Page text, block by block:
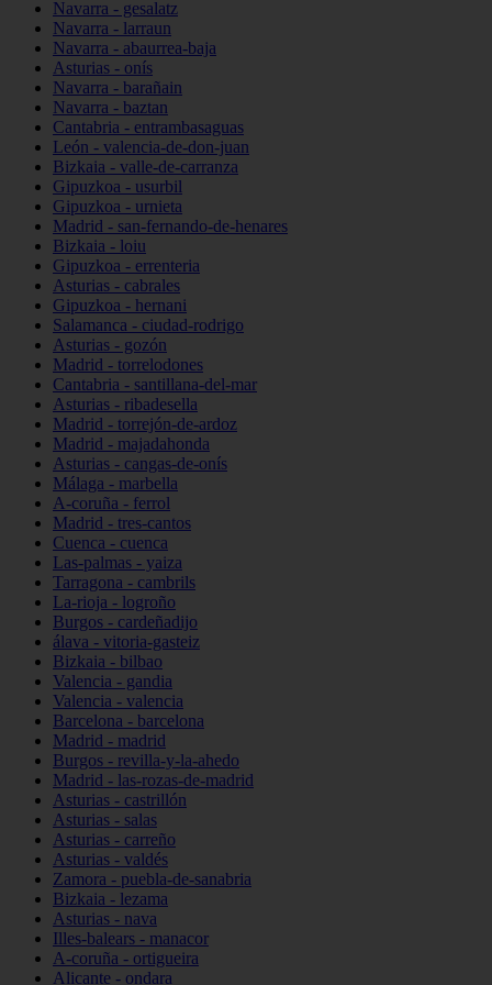
Navarra - gesalatz
Navarra - larraun
Navarra - abaurrea-baja
Asturias - onís
Navarra - barañain
Navarra - baztan
Cantabria - entrambasaguas
León - valencia-de-don-juan
Bizkaia - valle-de-carranza
Gipuzkoa - usurbil
Gipuzkoa - urnieta
Madrid - san-fernando-de-henares
Bizkaia - loiu
Gipuzkoa - errenteria
Asturias - cabrales
Gipuzkoa - hernani
Salamanca - ciudad-rodrigo
Asturias - gozón
Madrid - torrelodones
Cantabria - santillana-del-mar
Asturias - ribadesella
Madrid - torrejón-de-ardoz
Madrid - majadahonda
Asturias - cangas-de-onís
Málaga - marbella
A-coruña - ferrol
Madrid - tres-cantos
Cuenca - cuenca
Las-palmas - yaiza
Tarragona - cambrils
La-rioja - logroño
Burgos - cardeñadijo
álava - vitoria-gasteiz
Bizkaia - bilbao
Valencia - gandia
Valencia - valencia
Barcelona - barcelona
Madrid - madrid
Burgos - revilla-y-la-ahedo
Madrid - las-rozas-de-madrid
Asturias - castrillón
Asturias - salas
Asturias - carreño
Asturias - valdés
Zamora - puebla-de-sanabria
Bizkaia - lezama
Asturias - nava
Illes-balears - manacor
A-coruña - ortigueira
Alicante - ondara